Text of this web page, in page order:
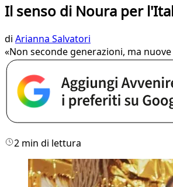
Il senso di Noura per
di Arianna Salvatori
«Non seconde generazioni, ma
2 min di lettura